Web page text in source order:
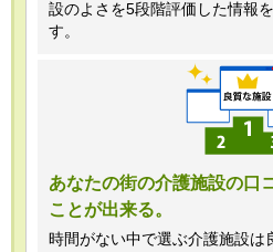
株式会社クリエイター
報保護管理者 窪田望
TEL:0120-21-7070
（受付時間 10時～19
く・営業のお電話はお
設のよさを5段階評価した情報
す。
あなたの街の介護施設の口
ことが出来る。
時間がない中で選ぶ介護施設は